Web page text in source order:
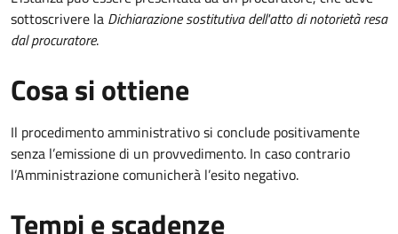
sottoscrivere la Dichiarazione sostitutiva dell'atto di notorietà resa
dal procuratore.
Cosa si ottiene
Il procedimento amministrativo si conclude positivamente
senza l’emissione di un provvedimento. In caso contrario
l’Amministrazione comunicherà l’esito negativo.
Tempi e scadenze